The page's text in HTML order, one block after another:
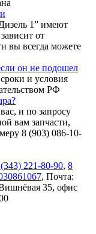
1” имеют
от
вы всегда можете
он не подошел
и условия
РФ
и по запросу
вам запчасти,
8 (903) 086-10-
221-80-90, 8
, Почта:
35, офис